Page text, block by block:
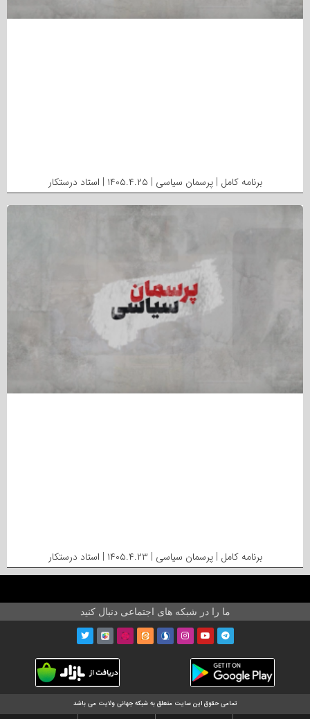
برنامه کامل | پرسمان سیاسی | ۱۴۰۵.۴.۲۵ | استاد درستکار
برنامه کامل | پرسمان سیاسی | ۱۴۰۵.۴.۲۳ | استاد درستکار
ما را در شبکه های اجتماعی دنبال کنید
تمامی حقوق این سایت متعلق به شبکه جهانی ولایت می باشد